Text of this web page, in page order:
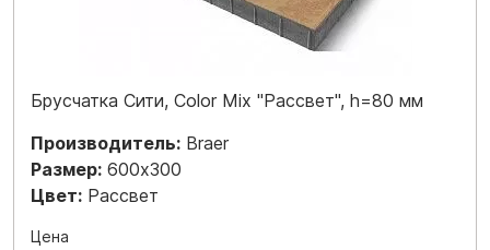
Брусчатка Сити, Color Mix "Рассвет", h=80 мм
Производитель: Braer
Размер: 600x300
Цвет: Рассвет
Цена